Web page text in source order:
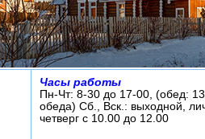
Часы работы
Пн-Чт: 8-30 до 17-00, (обед:
обеда) Сб., Вск.: выходной,
четверг с 10.00 до 12.00